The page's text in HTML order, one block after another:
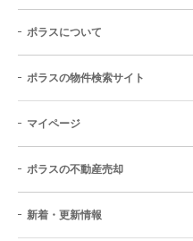
ポラスについて
ポラスの物件検索サイト
マイページ
ポラスの不動産売却
新着・更新情報